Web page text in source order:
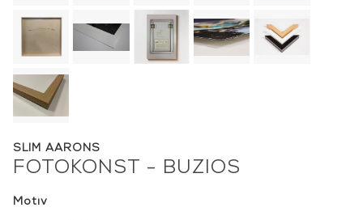
SLIM AARONS
FOTOKONST - BUZIOS
Motiv